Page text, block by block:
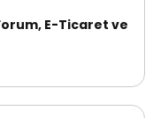
E-Ticaret ve